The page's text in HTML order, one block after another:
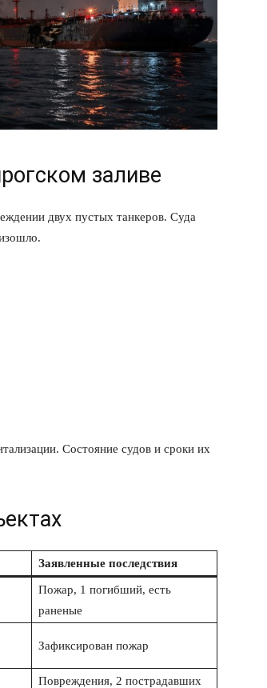
О нас
Связаться с нами
Политика конфиденциальности
Подписка
Реклама
заливе
двух пустых танкеров. Суда
Состояние судов и сроки их
Заявленные последствия
Пожар, 1 погибший, есть
раненые
Зафиксирован пожар
Повреждения, 2 пострадавших